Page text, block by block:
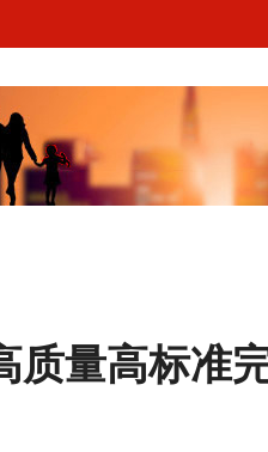
质量高标准